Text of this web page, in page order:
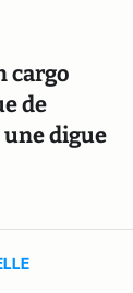
cargo
de
digue